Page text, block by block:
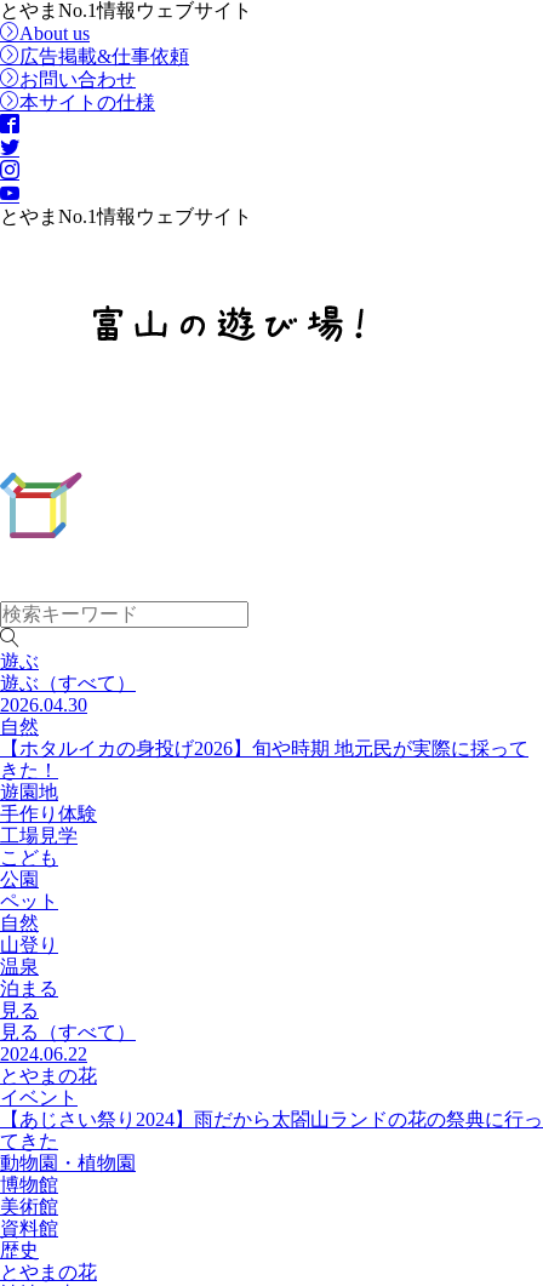
とやまNo.1情報ウェブサイト
About us
広告掲載&仕事依頼
お問い合わせ
本サイトの仕様
とやまNo.1情報ウェブサイト
遊ぶ
遊ぶ （すべて）
2026.04.30
自然
【ホタルイカの身投げ2026】旬や時期 地元民が実際に採って
きた！
遊園地
手作り体験
工場見学
こども
公園
ペット
自然
山登り
温泉
泊まる
見る
見る
（すべて）
2024.06.22
とやまの花
イベント
【あじさい祭り2024】雨だから太閤山ランドの花の祭典に行っ
てきた
動物園・植物園
博物館
美術館
資料館
歴史
とやまの花